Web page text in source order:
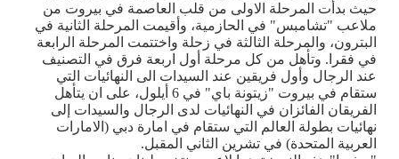
حيث بدأت المرحلة الاولى من قلب العاصمة في بيروت من
ملاعب "تشامبس" في الحازمية، وأقيمت المرحلة الثانية في
البترون، والمرحلة الثالثة في زحلة واختتمت المرحلة الرابعة
في فقرا. وتأهل من كل مرحلة أول اربعة فرق في التصنيف
عند الرجال وأول فريقين عند السيدات الى النهائيات التي
ستقام في بيروت "زيتونة باي" في 6 أيلول، على ان يتأهل
الفريقان الفائزان في النهائيات لدى الرجال والسيدات إلى
نهائيات بطولة العالم التي ستقام في امارة دبي (الامارات
العربية المتحدة) في تشرين الثاني المقبل.